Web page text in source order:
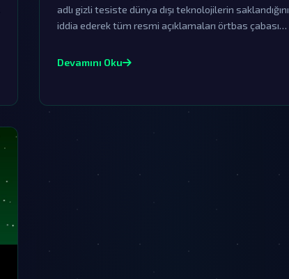
adlı gizli tesiste dünya dışı teknolojilerin saklandığını
iddia ederek tüm resmi açıklamaları örtbas çabası
teorilerinin en önemli dayanaklarından biri haline
Devamını Oku